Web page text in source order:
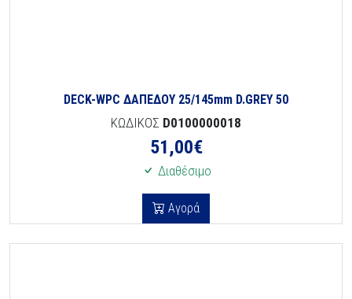
DECK-WPC ΔΑΠΕΔΟΥ 25/145mm D.GREY 50
ΚΩΔΙΚΟΣ D0100000018
51,00€
Διαθέσιμο
Αγορά